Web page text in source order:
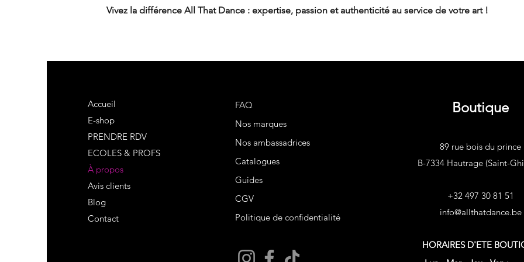
Vivez la différence All That Dance : expertise, passion et authenticité au service de votre art !
Accueil
E-shop
PRENDRE RDV
ECOLES & PROFS
À propos
Avis clients
Blog
Contact
FAQ
Nos marques
Nos ambassadrices
Catalogues
Guides
CGV
Politique de confidentialité
Boutique
89 rue bois du prince
B-7334 Hautrage (Saint-
+32 497 30 81 51
info@allthatdance.be
HORAIRES D'ETE